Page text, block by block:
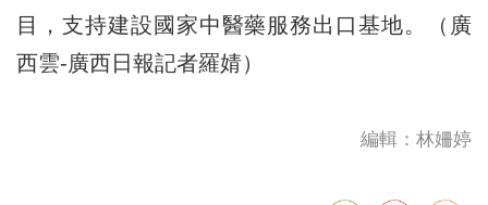
目，支持建設國家中醫藥服務出口基地。（廣
西雲-廣西日報記者羅婧）
編輯：林姍婷